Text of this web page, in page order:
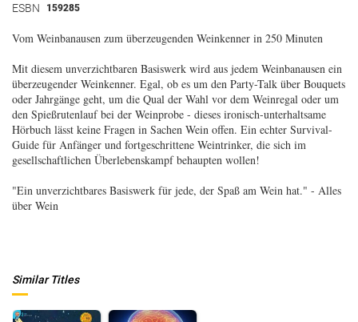
ESBN 159285
Vom Weinbanausen zum überzeugenden Weinkenner in 250 Minuten
Mit diesem unverzichtbaren Basiswerk wird aus jedem Weinbanausen ein
überzeugender Weinkenner. Egal, ob es um den Party-Talk über Bouquets
oder Jahrgänge geht, um die Qual der Wahl vor dem Weinregal oder um
den Spießrutenlauf bei der Weinprobe - dieses ironisch-unterhaltsame
Hörbuch lässt keine Fragen in Sachen Wein offen. Ein echter Survival-
Guide für Anfänger und fortgeschrittene Weintrinker, die sich im
gesellschaftlichen Überlebenskampf behaupten wollen!
"Ein unverzichtbares Basiswerk für jede, der Spaß am Wein hat." - Alles
über Wein
Similar Titles